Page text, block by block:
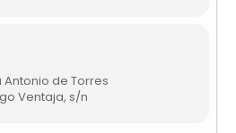
de Torres
Ventaja, s/n